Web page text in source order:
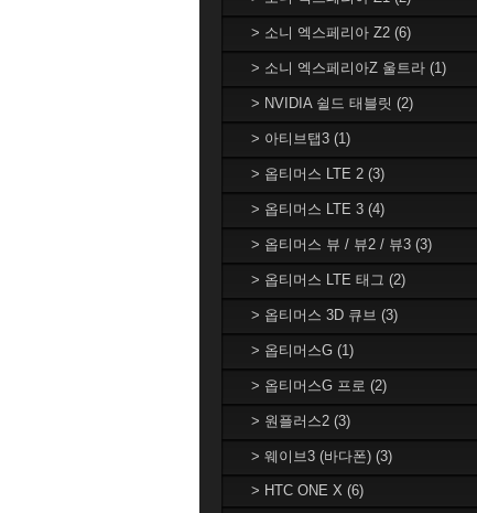
> 소니 엑스페리아 Z2 (6)
> 소니 엑스페리아Z 울트라 (1)
> NVIDIA 쉴드 태블릿 (2)
> 아티브탭3 (1)
> 옵티머스 LTE 2 (3)
> 옵티머스 LTE 3 (4)
> 옵티머스 뷰 / 뷰2 / 뷰3 (3)
> 옵티머스 LTE 태그 (2)
> 옵티머스 3D 큐브 (3)
> 옵티머스G (1)
> 옵티머스G 프로 (2)
> 원플러스2 (3)
> 웨이브3 (바다폰) (3)
> HTC ONE X (6)